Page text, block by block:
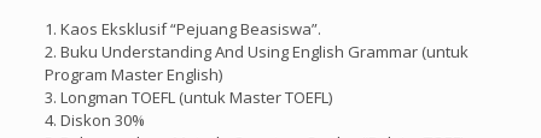
1. Kaos Eksklusif “Pejuang Beasiswa”.
2. Buku Understanding And Using English Grammar (untuk
Program Master English)
3. Longman TOEFL (untuk Master TOEFL)
4. Diskon 30%